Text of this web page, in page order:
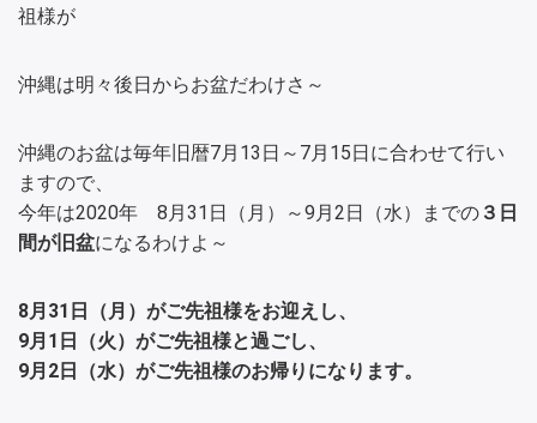
祖様が
沖縄は明々後日からお盆だわけさ～
沖縄のお盆は毎年旧暦7月13日～7月15日に合わせて行い
ますので、
今年は2020年 8月31日（月）～9月2日（水）までの ３日
間が旧盆になるわけよ～
8月31日（月）がご先祖様をお迎えし、
9月1日（火）がご先祖様と過ごし、
9月2日（水）がご先祖様のお帰りになります。